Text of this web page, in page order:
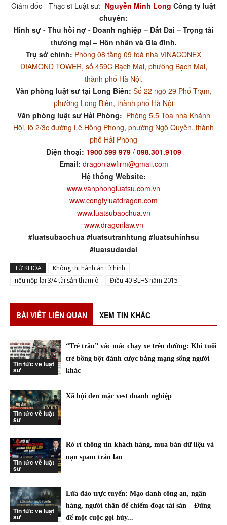
Giám đốc - Thạc sĩ Luật sư: Nguyễn Minh Long Công ty luật
chuyên:
Hình sự - Thu hồi nợ - Doanh nghiệp – Đất Đai – Trọng tài
thương mại – Hôn nhân và Gia đình.
Trụ sở chính: Phòng 08 tầng 09 toà nhà VINACONEX
DIAMOND TOWER, số 459C Bạch Mai, phường Bạch Mai,
thành phố Hà Nội.
Văn phòng luật sư tại Long Biên: Số 22 ngõ 29 Phố Trạm,
phường Long Biên, thành phố Hà Nội
Văn phòng luật sư Hải Phòng: Phòng 5.5 Tòa nhà Khánh
Hội, lô 2/3c đường Lê Hồng Phong, phường Ngô Quyền, thành
phố Hải Phòng
Điện thoại: 1900 599 979/ 098.301.9109
Email: dragonlawfirm@gmail.com
Hệ thống Website:
www.vanphongluatsu.com.vn
www.congtyluatdragon.com
www.luatsubaochua.vn
www.dragonlaw.vn
#luatsubaochua #luatsutranhtung #luatsuhinhsu
#luatsudatdai
TỪ KHÓA
Không thi hành án tử hình
nếu nộp lại 3/4 tài sản tham ô
Điều 40 BLHS năm 2015
BÀI VIẾT LIÊN QUAN XEM TIN KHÁC
Tin tức về luật
sư
“Trẻ trâu” vác mác chạy xe trên đường: Khi tuổi
trẻ bồng bột đánh cược bằng mạng sống người
khác
Tin tức về luật
sư
Xã hội đen mặc vest doanh nghiệp
Tin tức về luật
sư
Rò rỉ thông tin khách hàng, mua bán dữ liệu và
nạn spam tràn lan
Tin tức về luật
sư
Lừa đảo trực tuyến: Mạo danh công an, ngân
hàng, người thân để chiếm đoạt tài sản – Đừng
để một cuộc gọi hủy...